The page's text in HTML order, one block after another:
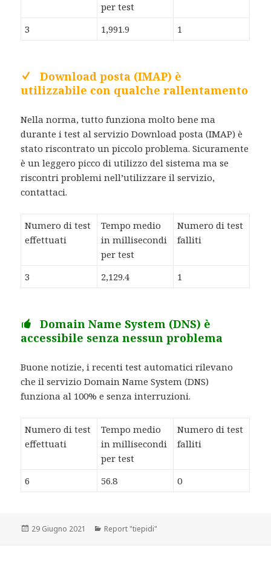
per test
3 1,991.9 1
Download posta (IMAP) è
utilizzabile con qualche rallentamento
Nella norma, tutto funziona molto bene ma
durante i test al servizio Download posta (IMAP) è
stato riscontrato un piccolo problema. Sicuramente
è un leggero picco di utilizzo del sistema ma se
riscontri problemi nell’utilizzare il servizio,
contattaci.
Numero di test
effettuati
Tempo medio
in millisecondi
per test
Numero di test
falliti
3 2,129.4 1
Domain Name System (DNS) è
accessibile senza nessun problema
Buone notizie, i recenti test automatici rilevano
che il servizio Domain Name System (DNS)
funziona al 100% e senza interruzioni.
Numero di test
effettuati
Tempo medio
in millisecondi
per test
Numero di test
falliti
6 56.8 0
Scritto
29 Giugno 2021 Categorie
Report "tiepidi"